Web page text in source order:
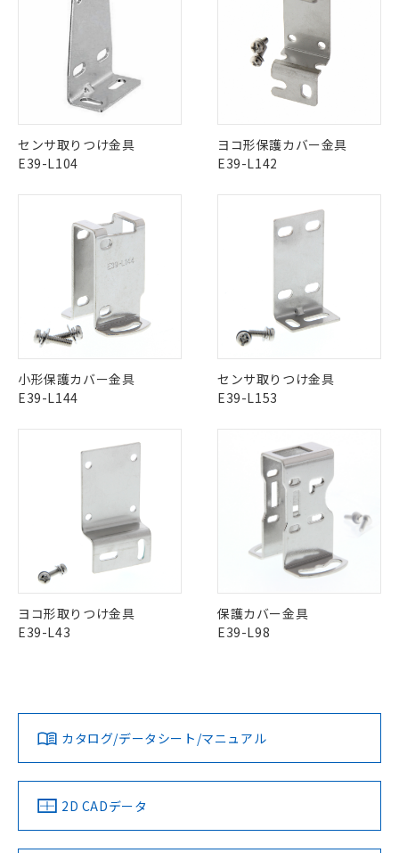
みください。
ソフトウェアの使用条件
中国 RoHS 注意事項・凡例
中国 RoHS表※1 ※2
"対応済み"や非含有の記載がされた商品であっても、流通
在庫等で未対応品が混在する可能性があります。
非含有品が必要な際は、弊社営業部門もしくは販売店へお
問い合わせください。
この製品のRoHS/REACH対応状況ページへ
LR型式承認
（イギリス
船舶規格）
BV型式承認
（フランス
船舶規格）
No
その他の認証はこちらのページからご検索ください
センサ取りつけ金具
E39-L104
ヨコ形保護カバー金具
E39-L142
小形保護カバー金具
E39-L144
センサ取りつけ金具
E39-L153
ヨコ形取りつけ金具
E39-L43
保護カバー金具
E39-L98
カタログ/データシート/マニュアル
2D CADデータ
正式な納期状況および標準価格はお客
様のお取引先、またはお客様担当のオ
ムロン制御機器販売店・当社販売員に
ご相談ください。
オムロン制御機器販売店や当社販売拠
点は「
在庫状況および標準価格結果を当社の
事前の承諾なく第三者に漏洩または開
示しないようお願いします。
マイパーツ機能（部品リスト作成サー
ビス）をご利用いただくには、I-Web
メンバーズにご登録されている必要が
あります。
お客様が当ウェブサイト上で当社にご
登録された部品リストについて、当社
および当社の共同利用者が、当社の製
品・サービスに関するお客様との取
引・商談に必要な範囲で利用すること
をご了承ください。
※当社の共同利用者とは、 "個人情報
用者の範囲」に記載されている法人を
指します。
(PBDE) 1000ppm以下、フタル酸ビス(2-エチルヘキシ
ル) (DEHP)(別名：DOP) 1000ppm以下、フタル酸ブチ
ルベンジル（BBP） 1000ppm以下、フタル酸ジブチル
（DBP） 1000ppm以下、フタル酸ジイソブチル
(DIBP) 1000ppm以下
但し、RoHS指令で産業用監視および制御機器に対する
適用除外項目は除く。
フタル酸エステル類の４物質については閾値を超える意
図的な使用がないことを確認しています。
※2 対応予定月
部品在庫の切り替え状況などにより、予定
月が前後することがあります。
※3 非含有証明書ダウンロード
下記の非含有証明書をダウンロードするこ
EU RoHS指令（10物質）の非含有証明書
51物質の非含有証明書（当社基準）
※本証明書は発行日時点で非含有を証明す
るもので、過去に遡って非含有を証明する
ものではありません。
また、RoHS指令のフタル酸エステル類４
物質の対応では、対応完了までの期間は出
荷製品に未対応品が混在することから備考
欄に対応日を記載しておりました。
既に当社にて対応品への在庫切替を完了
していることから、特段のことがない限
り、2022年1月12日より割愛しておりま
す。
ニル類) : 1000ppm、 PBDEs(ポリ臭化ジフェニルエーテ
ル類) : 1000ppm、
DBP(フタル酸ジブチル) : 1000ppm、 DIBP(フタル酸ジ
イソブチル) : 1000ppm、 BBP(フタル酸ブチルベンジ
ル) : 1000ppm、
DEHP(フタル酸ビス(2-エチルヘキシル)) : 1000ppm
※2 環境保護使用期限
「ｅ」：有害物質（10物質）のすべてが基
「10」：通常の使用状況下において有害物
質が外部に漏えいし、環境に深刻な影響を
及ぼさない年数を意味します。
「－」：未確認です。当社販売部門へお問
い合わせください。
当社は規制貨物を破棄する場合は、完
全に破砕するなど、違法に輸出されな
いよう必要な手段を講じます。
当社は貴社製品を、核兵器、ミサイ
ル、化学兵器、生物兵器またはその他
武器並びにこれらの製造装置等に一切
使用いたしません。
当社は、貴社製品を第三者に販売する
場合は、上記1、2および3の内容を当
法に輸出するおそれがある場合は、取
り引きをいたしません。
合意する キャンセル
△ 一定数には満たないが在庫あり
－
在庫なし(最新の在庫状況につ
機器販売店・当社販売員にご確
白
受注生産機種、また在庫状況の
情報を公開していない機種